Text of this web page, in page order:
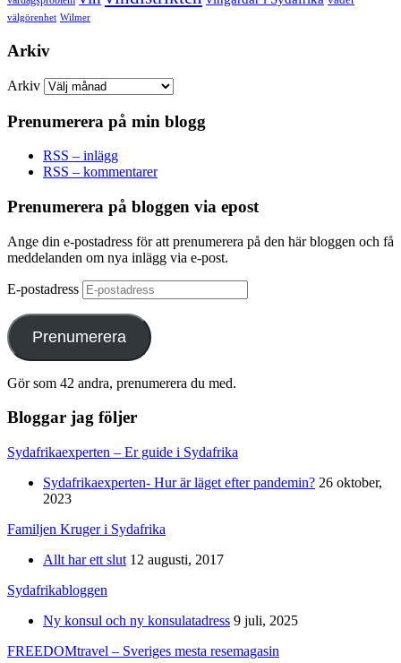
välgörenhet Wilmer
Arkiv
Arkiv
Prenumerera på min blogg
RSS – inlägg
RSS – kommentarer
Prenumerera på bloggen via epost
Ange din e-postadress för att prenumerera på den här bloggen och få
meddelanden om nya inlägg via e-post.
E-postadress
Prenumerera
Gör som 42 andra, prenumerera du med.
Bloggar jag följer
Sydafrikaexperten – Er guide i Sydafrika
Sydafrikaexperten- Hur är läget efter pandemin? 26 oktober,
2023
Familjen Kruger i Sydafrika
Allt har ett slut 12 augusti, 2017
Sydafrikabloggen
Ny konsul och ny konsulatadress 9 juli, 2025
FREEDOMtravel – Sveriges mesta resemagasin